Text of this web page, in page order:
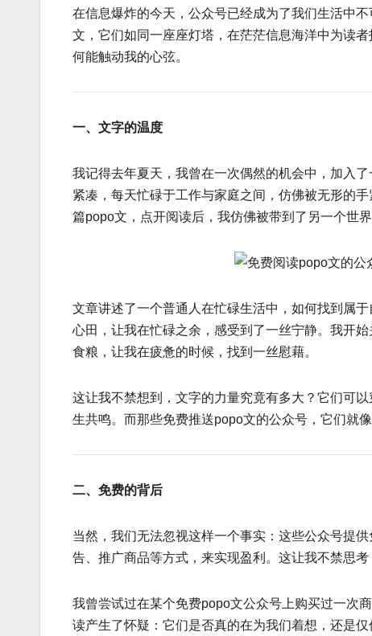
在信息爆炸的今天，公众号已经成为了我们生活中
文，它们如同一座座灯塔，在茫茫信息海洋中为读
何能触动我的心弦。
一、文字的温度
我记得去年夏天，我曾在一次偶然的机会中，加入
紧凑，每天忙碌于工作与家庭之间，仿佛被无形的
篇popo文，点开阅读后，我仿佛被带到了另一个世界
文章讲述了一个普通人在忙碌生活中，如何找到属
心田，让我在忙碌之余，感受到了一丝宁静。我开
食粮，让我在疲惫的时候，找到一丝慰藉。
这让我不禁想到，文字的力量究竟有多大？它们可
生共鸣。而那些免费推送popo文的公众号，它们就
二、免费的背后
当然，我们无法忽视这样一个事实：这些公众号提
告、推广商品等方式，来实现盈利。这让我不禁思
我曾尝试过在某个免费popo文公众号上购买过一次
读产生了怀疑：它们是否真的在为我们着想，还是